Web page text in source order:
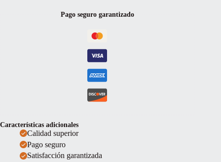
Pago seguro garantizado
Características adicionales
Calidad superior
Pago seguro
Satisfacción garantizada